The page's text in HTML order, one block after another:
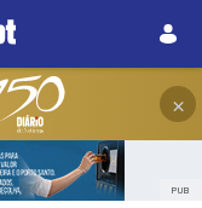
×
PUB